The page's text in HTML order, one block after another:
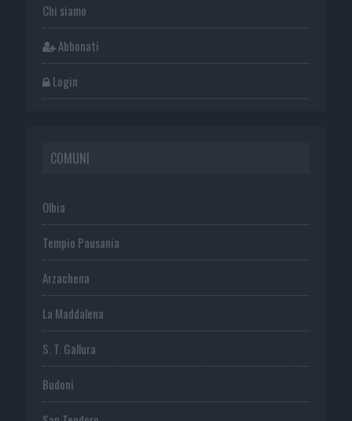
Chi siamo
Abbonati
Login
COMUNI
Olbia
Tempio Pausania
Arzachena
La Maddalena
S. T. Gallura
Budoni